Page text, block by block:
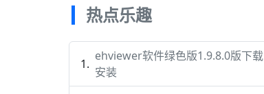
热点乐趣
ehviewer软件绿色版1.9.8.0版下载
安装